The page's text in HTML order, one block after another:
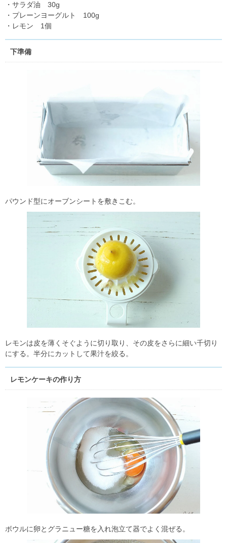
・サラダ油 30g
・プレーンヨーグルト 100g
・レモン 1個
下準備
パウンド型にオーブンシートを敷きこむ。
レモンは皮を薄くそぐように切り取り、その皮をさらに細い千切り
にする。半分にカットして果汁を絞る。
レモンケーキの作り方
ボウルに卵とグラニュー糖を入れ泡立て器でよく混ぜる。